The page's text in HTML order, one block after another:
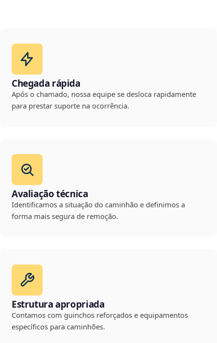
Chegada rápida
Após o chamado, nossa equipe se desloca rapidamente
para prestar suporte na ocorrência.
Avaliação técnica
Identificamos a situação do caminhão e definimos a
forma mais segura de remoção.
Estrutura apropriada
Contamos com guinchos reforçados e equipamentos
específicos para caminhões.